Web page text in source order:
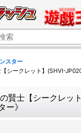
スター
【シークレット】{SHVI-
の賢士【シークレッ
ー》